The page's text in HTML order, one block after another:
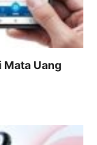
Mata Uang